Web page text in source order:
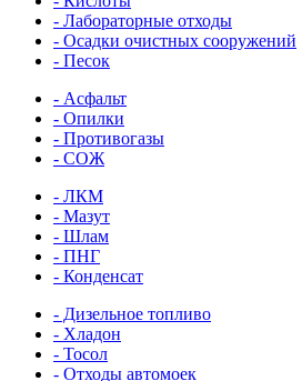
- Лабораторные отходы
- Осадки очистных сооружений
- Песок
- Асфальт
- Опилки
- Противогазы
- СОЖ
- ЛКМ
- Мазут
- Шлам
- ПНГ
- Конденсат
- Дизельное топливо
- Хладон
- Тосол
- Отходы автомоек